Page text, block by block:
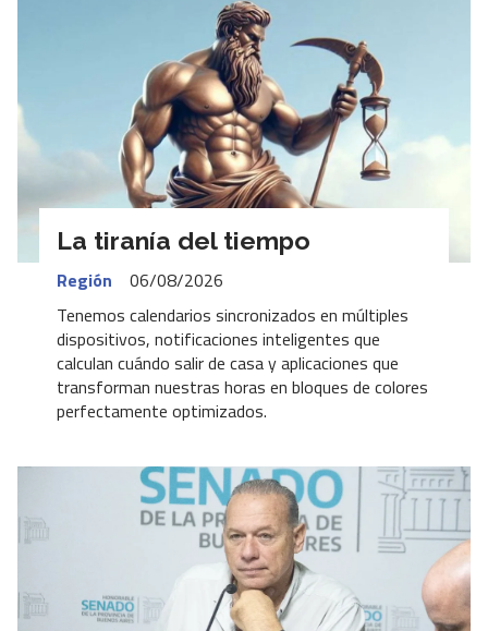
La tiranía del tiempo
Región
06/08/2026
Tenemos calendarios sincronizados en múltiples
dispositivos, notificaciones inteligentes que
calculan cuándo salir de casa y aplicaciones que
transforman nuestras horas en bloques de colores
perfectamente optimizados.